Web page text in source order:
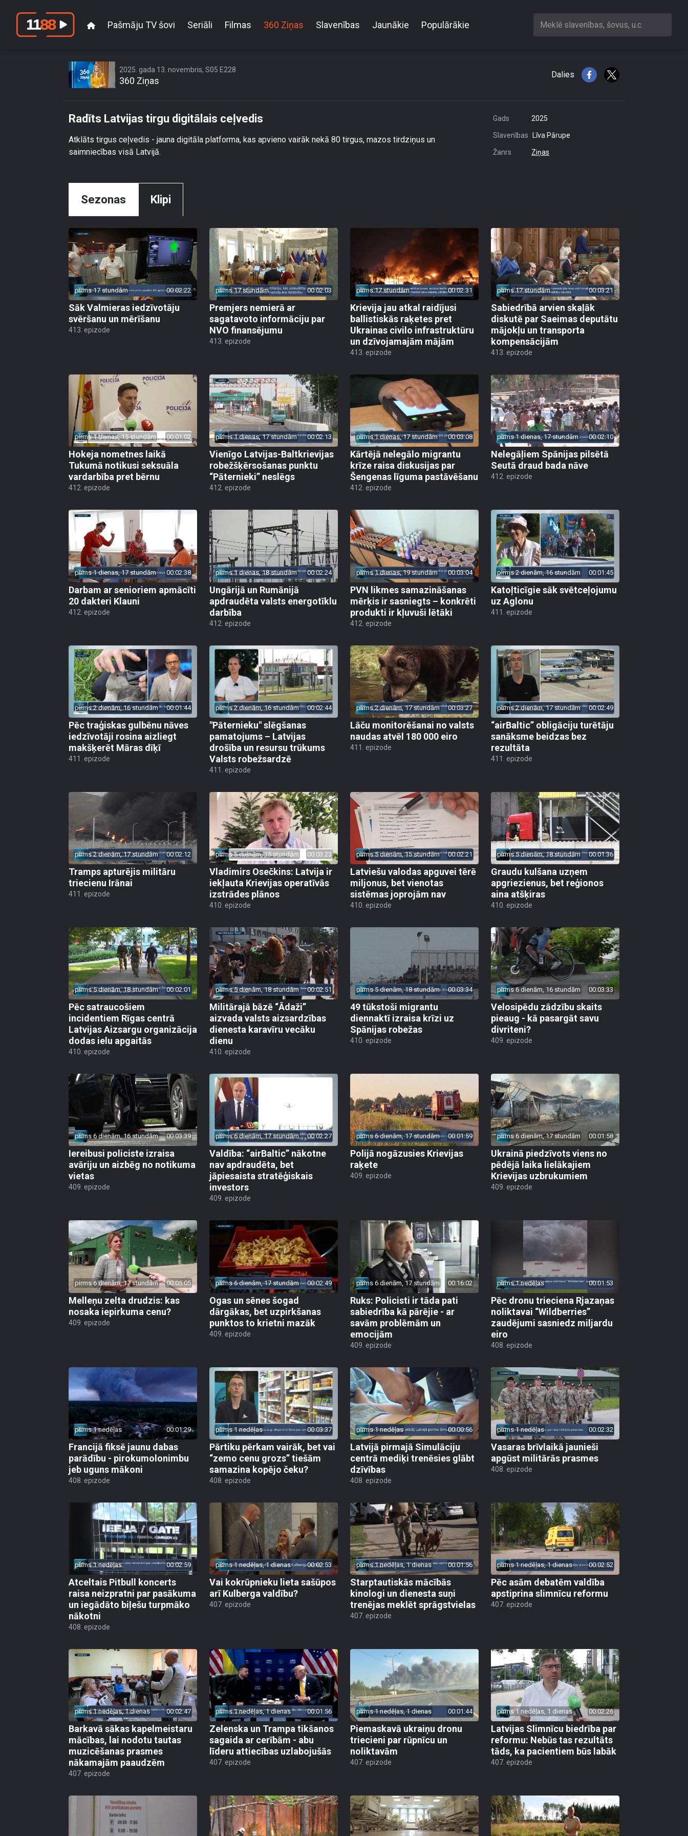
Pašmāju TV šovi Seriāli Filmas 360 Ziņas Slavenības Jaunākie Populārākie Meklē slavenības, šovus, u.c.
2025. gada 13. novembris, S05 E228
360 Ziņas
Dalies
Radīts Latvijas tirgu digitālais ceļvedis
Atklāts tirgus ceļvedis - jauna digitāla platforma, kas apvieno vairāk nekā 80 tirgus, mazos tirdziņus un
saimniecības visā Latvijā.
Gads 2025
Slavenības Līva Pārupe
Žanrs Ziņas
Sezonas Klipi
pirms 17 stundām 00:02:22
Sāk Valmieras iedzīvotāju
svēršanu un mērīšanu
413. epizode
pirms 17 stundām 00:02:03
Premjers nemierā ar
sagatavoto informāciju par
NVO finansējumu
413. epizode
pirms 17 stundām 00:02:31
Krievija jau atkal raidījusi
ballistiskās raķetes pret
Ukrainas civilo infrastruktūru
un dzīvojamajām mājām
413. epizode
pirms 17 stundām 00:03:21
Sabiedrībā arvien skaļāk
diskutē par Saeimas deputātu
mājokļu un transporta
kompensācijām
413. epizode
pirms 1 dienas, 15 stundām 00:01:02
Hokeja nometnes laikā
Tukumā notikusi seksuāla
vardarbība pret bērnu
412. epizode
pirms 1 dienas, 17 stundām 00:02:13
Vienīgo Latvijas-Baltkrievijas
robežšķērsošanas punktu
“Pāternieki” neslēgs
412. epizode
pirms 1 dienas, 17 stundām 00:03:08
Kārtējā nelegālo migrantu
krīze raisa diskusijas par
Šengenas līguma pastāvēšanu
412. epizode
pirms 1 dienas, 17 stundām 00:02:10
Nelegāļiem Spānijas pilsētā
Seutā draud bada nāve
412. epizode
pirms 1 dienas, 17 stundām 00:02:38
Darbam ar senioriem apmācīti
20 dakteri Klauni
412. epizode
pirms 1 dienas, 18 stundām 00:02:24
Ungārijā un Rumānijā
apdraudēta valsts energotīklu
darbība
412. epizode
pirms 1 dienas, 19 stundām 00:03:04
PVN likmes samazināšanas
mērķis ir sasniegts – konkrēti
produkti ir kļuvuši lētāki
412. epizode
pirms 2 dienām, 16 stundām 00:01:45
Katoļticīgie sāk svētceļojumu
uz Aglonu
411. epizode
pirms 2 dienām, 16 stundām 00:01:44
Pēc traģiskas gulbēnu nāves
iedzīvotāji rosina aizliegt
makšķerēt Māras dīķī
411. epizode
pirms 2 dienām, 16 stundām 00:02:44
"Pāternieku" slēgšanas
pamatojums – Latvijas
drošība un resursu trūkums
Valsts robežsardzē
411. epizode
pirms 2 dienām, 17 stundām 00:03:27
Lāču monitorēšanai no valsts
naudas atvēl 180 000 eiro
411. epizode
pirms 2 dienām, 17 stundām 00:02:49
“airBaltic” obligāciju turētāju
sanāksme beidzas bez
rezultāta
411. epizode
pirms 2 dienām, 17 stundām 00:02:12
Tramps apturējis militāru
triecienu Irānai
411. epizode
pirms 5 dienām, 15 stundām 00:03:23
Vladimirs Osečkins: Latvija ir
iekļauta Krievijas operatīvās
izstrādes plānos
410. epizode
pirms 5 dienām, 15 stundām 00:02:21
Latviešu valodas apguvei tērē
miljonus, bet vienotas
sistēmas joprojām nav
410. epizode
pirms 5 dienām, 18 stundām 00:01:36
Graudu kulšana uzņem
apgriezienus, bet reģionos
aina atšķiras
410. epizode
pirms 5 dienām, 18 stundām 00:02:01
Pēc satraucošiem
incidentiem Rīgas centrā
Latvijas Aizsargu organizācija
dodas ielu apgaitās
410. epizode
pirms 5 dienām, 18 stundām 00:02:51
Militārajā bāzē “Ādaži”
aizvada valsts aizsardzības
dienesta karavīru vecāku
dienu
410. epizode
pirms 5 dienām, 18 stundām 00:03:34
49 tūkstoši migrantu
diennaktī izraisa krīzi uz
Spānijas robežas
410. epizode
pirms 6 dienām, 16 stundām 00:03:33
Velosipēdu zādzību skaits
pieaug - kā pasargāt savu
divriteni?
409. epizode
pirms 6 dienām, 16 stundām 00:03:39
Iereibusi policiste izraisa
avāriju un aizbēg no notikuma
vietas
409. epizode
pirms 6 dienām, 17 stundām 00:02:27
Valdība: “airBaltic” nākotne
nav apdraudēta, bet
jāpiesaista stratēģiskais
investors
409. epizode
pirms 6 dienām, 17 stundām 00:01:59
Polijā nogāzusies Krievijas
raķete
409. epizode
pirms 6 dienām, 17 stundām 00:01:58
Ukrainā piedzīvots viens no
pēdējā laika lielākajiem
Krievijas uzbrukumiem
409. epizode
pirms 6 dienām, 17 stundām 00:05:05
Melleņu zelta drudzis: kas
nosaka iepirkuma cenu?
409. epizode
pirms 6 dienām, 17 stundām 00:02:49
Ogas un sēnes šogad
dārgākas, bet uzpirkšanas
punktos to krietni mazāk
409. epizode
pirms 6 dienām, 17 stundām 00:16:02
Ruks: Policisti ir tāda pati
sabiedrība kā pārējie - ar
savām problēmām un
emocijām
409. epizode
pirms 1 nedēļas 00:01:53
Pēc dronu trieciena Rjazaņas
noliktavai “Wildberries”
zaudējumi sasniedz miljardu
eiro
408. epizode
pirms 1 nedēļas 00:01:29
Francijā fiksē jaunu dabas
parādību - pirokumolonimbu
jeb uguns mākoni
408. epizode
pirms 1 nedēļas 00:03:37
Pārtiku pērkam vairāk, bet vai
“zemo cenu grozs” tiešām
samazina kopējo čeku?
408. epizode
pirms 1 nedēļas 00:00:56
Latvijā pirmajā Simulāciju
centrā mediķi trenēsies glābt
dzīvības
408. epizode
pirms 1 nedēļas 00:02:32
Vasaras brīvlaikā jaunieši
apgūst militārās prasmes
408. epizode
pirms 1 nedēļas 00:02:59
Atceltais Pitbull koncerts
raisa neizpratni par pasākuma
un iegādāto biļešu turpmāko
nākotni
408. epizode
pirms 1 nedēļas, 1 dienas 00:02:53
Vai kokrūpnieku lieta sašūpos
arī Kulberga valdību?
407. epizode
pirms 1 nedēļas, 1 dienas 00:01:56
Starptautiskās mācībās
kinologi un dienesta suņi
trenējas meklēt sprāgstvielas
407. epizode
pirms 1 nedēļas, 1 dienas 00:02:52
Pēc asām debatēm valdība
apstiprina slimnīcu reformu
407. epizode
pirms 1 nedēļas, 1 dienas 00:02:47
Barkavā sākas kapelmeistaru
mācības, lai nodotu tautas
muzicēšanas prasmes
nākamajām paaudzēm
407. epizode
pirms 1 nedēļas, 1 dienas 00:01:56
Zelenska un Trampa tikšanos
sagaida ar cerībām - abu
līderu attiecības uzlabojušās
407. epizode
pirms 1 nedēļas, 1 dienas 00:01:44
Piemaskavā ukraiņu dronu
triecieni par rūpnīcu un
noliktavām
407. epizode
pirms 1 nedēļas, 1 dienas 00:02:26
Latvijas Slimnīcu biedrība par
reformu: Nebūs tas rezultāts
tāds, ka pacientiem būs labāk
407. epizode